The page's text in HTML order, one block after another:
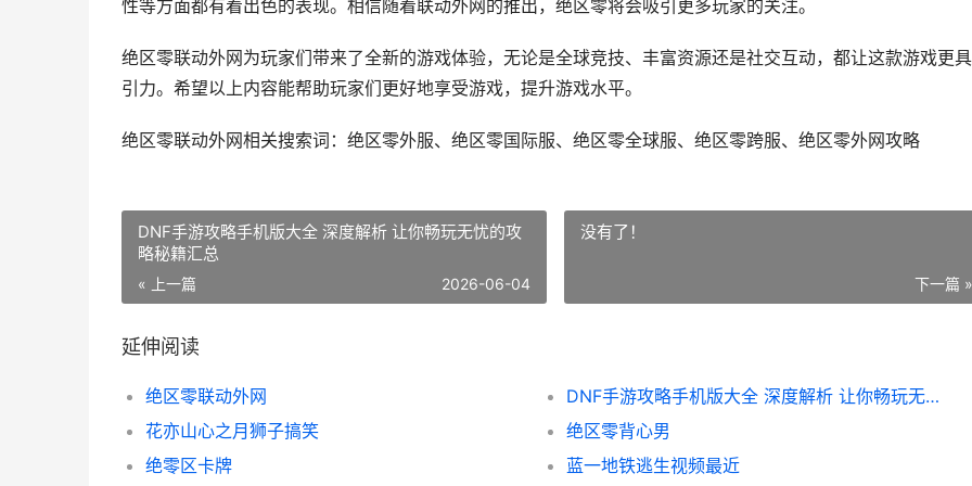
性等方面都有着出色的表现。相信随着联动外网的推出，绝区零将会吸引更多玩家的关注。
绝区零联动外网为玩家们带来了全新的游戏体验，无论是全球竞技、丰富资源还是社交互动，都让这款游戏更
引力。希望以上内容能帮助玩家们更好地享受游戏，提升游戏水平。
绝区零联动外网相关搜索词：绝区零外服、绝区零国际服、绝区零全球服、绝区零跨服、绝区零外网攻略
DNF手游攻略手机版大全 深度解析 让你畅玩无忧的攻
略秘籍汇总
« 上一篇 2026-06-04
没有了！
下一篇 »
延伸阅读
绝区零联动外网
DNF手游攻略手机版大全 深度解析 让你畅玩无忧的攻略秘籍汇总
花亦山心之月狮子搞笑
绝区零背心男
绝零区卡牌
蓝一地铁逃生视频最近